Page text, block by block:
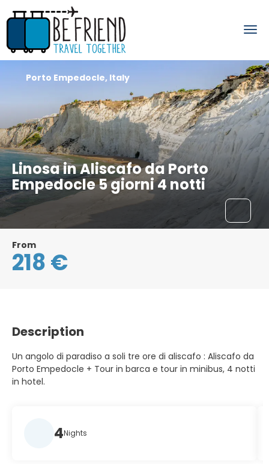
Linosa in Aliscafo da Porto
Empedocle 5 giorni 4 notti
Porto Empedocle, Italy
From
218 €
Description
Un angolo di paradiso a soli tre ore di aliscafo : Aliscafo da
Porto Empedocle + Tour in barca e tour in minibus, 4 notti
in hotel.
4Nights